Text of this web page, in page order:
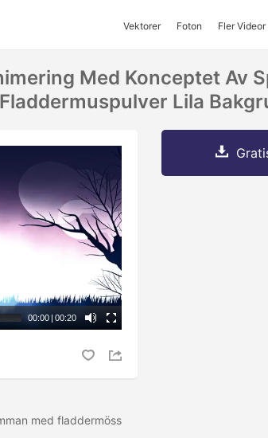
Vektorer Foton Fler Videor
Med Konceptet Av
Lila
00:00 | 00:20
med fladdermöss